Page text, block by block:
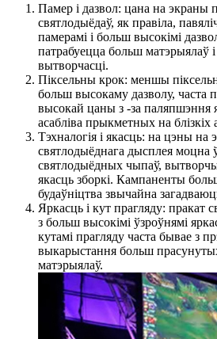
Памер і дазвол: цана на экраны
святлодыёдаў, як правіла,
памерамі і больш высокімі
патрабуецца больш матэрыялаў
вытворчасці.
Піксельны крок: меншы
больш высокаму дазволу, часта
высокай цаны з -за паляпшэння
асабліва прыкметных на блізкіх
Тэхналогія і якасць: на цэны на
святлодыёднага дысплея моцна
святлодыёдных чыпаў,
якасць зборкі. Кампаненты
будаўніцтва звычайна
Яркасць і кут прагляду: пракат
з больш высокімі ўзроўнямі
кутамі прагляду часта бывае з
выкарыстання больш прасунутых
матэрыялаў.